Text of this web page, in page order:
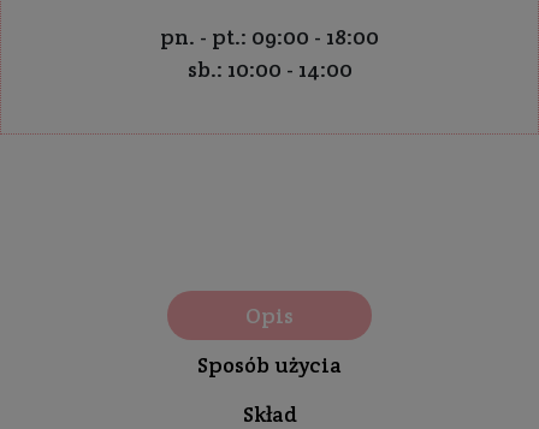
pn. - pt.: 09:00 - 18:00
sb.: 10:00 - 14:00
Opis
Sposób użycia
Skład